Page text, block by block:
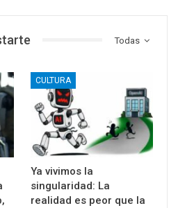
Todas
CULTURA
Ya vivimos la
singularidad: La
realidad es peor que la